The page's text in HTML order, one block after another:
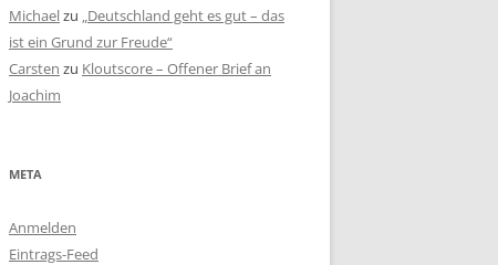
Michaelzu „Deutschland geht es gut – das
ist ein Grund zur Freude“
Carsten zu Kloutscore – Offener Brief an
Joachim
META
Anmelden
Eintrags-Feed